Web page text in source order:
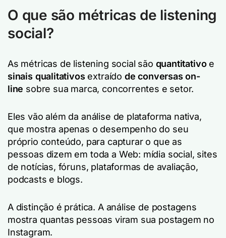
O que são métricas de listening
social?
As métricas de listening social são quantitativoe
sinais qualitativos extraído de conversas on-
line sobre sua marca, concorrentes e setor.
Eles vão além da análise de plataforma nativa,
que mostra apenas o desempenho do seu
próprio conteúdo, para capturar o que as
pessoas dizem em toda a Web: mídia social, sites
de notícias, fóruns, plataformas de avaliação,
podcasts e blogs.
A distinção é prática. A análise de postagens
mostra quantas pessoas viram sua postagem no
Instagram.